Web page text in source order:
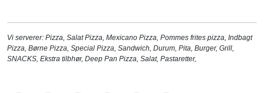
Vi serverer: Pizza, Salat Pizza, Mexicano Pizza, Pommes frites pizza, Indbagt
Pizza, Børne Pizza, Special Pizza, Sandwich, Durum, Pita, Burger, Grill,
SNACKS, Ekstra tilbhør, Deep Pan Pizza, Salat, Pastaretter,